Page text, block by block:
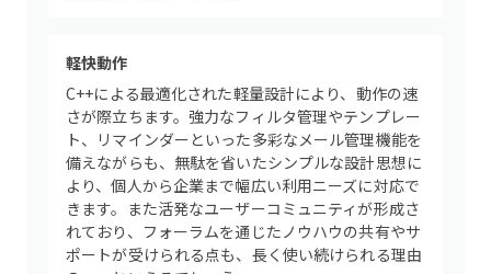
軽快動作
C++による最適化された軽量設計により、動作の速
さが際立ちます。強力なフィルタ管理やテンプレー
ト、リマインダーといった多彩なメール管理機能を
備えながらも、無駄を省いたシンプルな設計思想に
より、個人から企業まで幅広い利用ニーズに対応で
きます。また活発なユーザーコミュニティが形成さ
れており、フォーラムを通じたノウハウの共有やサ
ポートが受けられる点も、長く使い続けられる理由